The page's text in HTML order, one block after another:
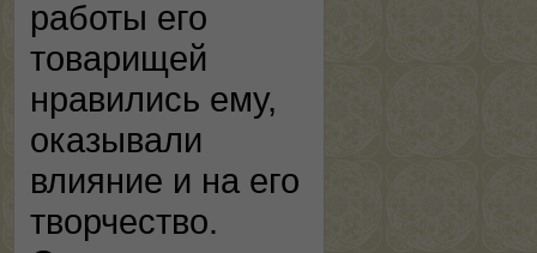
работы его
товарищей
нравились ему,
оказывали
влияние и на его
творчество.